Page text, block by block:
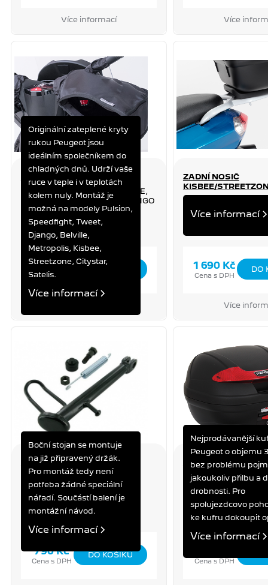
Více informací Více
ZATEPLENÉ KRYTY RUKOU
TWEET, KISBEE, STREETZONE,
PULSION, METROPOLIS, DJANGO
Originální zateplené kryty
rukou Peugeot jsou
ideálním společníkem do
chladných dnů. Udrží vaše
ruce v teple i v teplotách
kolem nuly. Montáž je
možná na modely Pulsion,
Speedfight, Tweet,
Django, Belville,
Metropolis, Kisbee,
Streetzone, Citystar,
Satelis.
Více informací
1 690 Kč
Cena s DPH
ZADNÍ NOSIČ
KISBEE/
KISBEE,
Více informací
1 690 Kč
Cena s DPH
Více
BOČNÍ STOJAN KISBEE S
KISBEE S
Boční stojan se montuje
na již připravený držák.
Pro montáž tedy není
potřeba žádné speciální
nářadí. Součástí balení je
montážní návod.
Více informací
790 Kč
Cena s DPH
KUFR 34L - ČERNÝ
TWEET, KISBEE,
Nejprodávanější
Peugeot o objemu
bez problému
jakoukoliv přilbu a
drobnosti. Pro
spolujezdcovo
ke kufru dokoupit
Více informací
Cena s DPH